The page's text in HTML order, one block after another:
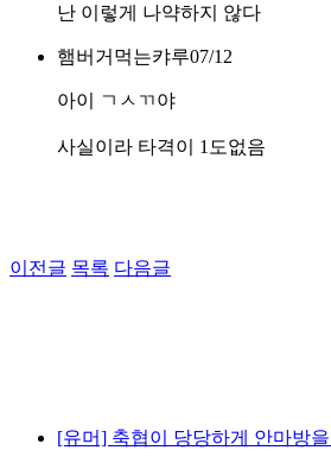
난 이렇게 나약하지 않다
햄버거먹는캬루07/12
아이 ㄱㅅㄲ야
사실이라 타격이 1도없음
이전글 목록 다음글
[유머] 축협이 당당하게 안마방